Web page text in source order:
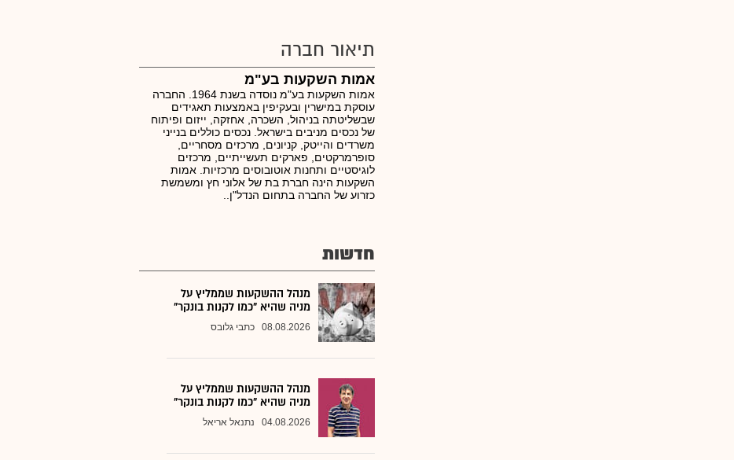
תיאור חברה
אמות השקעות בע"מ
אמות השקעות בע"מ נוסדה בשנת 1964. החברה
עוסקת במישרין ובעקיפין באמצעות תאגידים
שבשליטתה בניהול, השכרה, אחזקה, ייזום ופיתוח
של נכסים מניבים בישראל. נכסים כוללים בנייני
משרדים והייטק, קניונים, מרכזים מסחריים,
סופרמרקטים, פארקים תעשייתיים, מרכזים
לוגיסטיים ותחנות אוטובוסים מרכזיות. אמות
השקעות הינה חברת בת של אלוני חץ ומשמשת
כזרוע של החברה בתחום הנדל"ן..
חדשות
מנהל ההשקעות שממליץ על
מניה שהיא "כמו לקנות בונקר"
08.08.2026 כתבי גלובס
מנהל ההשקעות שממליץ על
מניה שהיא "כמו לקנות בונקר"
04.08.2026 נתנאל אריאל